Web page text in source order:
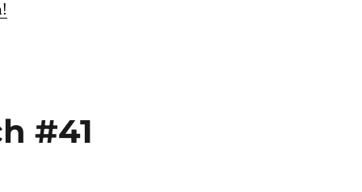
#41